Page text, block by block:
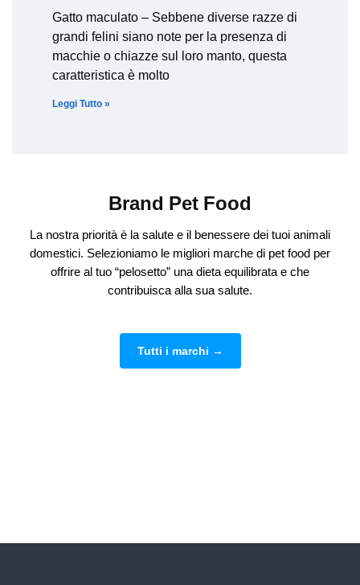
Gatto maculato – Sebbene diverse razze di
grandi felini siano note per la presenza di
macchie o chiazze sul loro manto, questa
caratteristica è molto
Leggi Tutto »
Brand Pet Food
La nostra priorità è la salute e il benessere dei tuoi animali
domestici. Selezioniamo le migliori marche di pet food per
offrire al tuo “pelosetto” una dieta equilibrata e che
contribuisca alla sua salute.
Tutti i marchi →